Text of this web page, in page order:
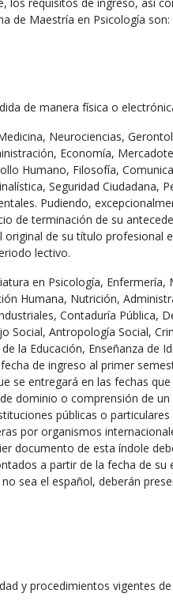
de Maestría en Psicología son:
de manera física o
Neurociencias,
Economía,
Humano, Filosofía,
Seguridad Ciudadana,
Pudiendo,
de terminación de su
de su título profesional
lectivo.
en Psicología,
Humana, Nutrición,
Contaduría Pública,
Social, Antropología Social,
la Educación, Enseñanza de
de ingreso al primer
se entregará en las fechas
dominio o comprensión de un
públicas o
por organismos
documento de esta índole
a partir de la fecha de su
sea el español, deberán
y procedimientos vigentes de